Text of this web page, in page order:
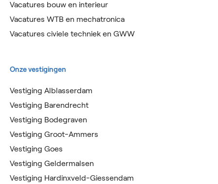
Vacatures bouw en interieur
Vacatures WTB en mechatronica
Vacatures civiele techniek en GWW
Onze vestigingen
Vestiging Alblasserdam
Vestiging Barendrecht
Vestiging Bodegraven
Vestiging Groot-Ammers
Vestiging Goes
Vestiging Geldermalsen
Vestiging Hardinxveld-Giessendam